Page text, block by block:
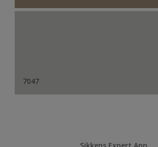
7047
Sikkens Expert App